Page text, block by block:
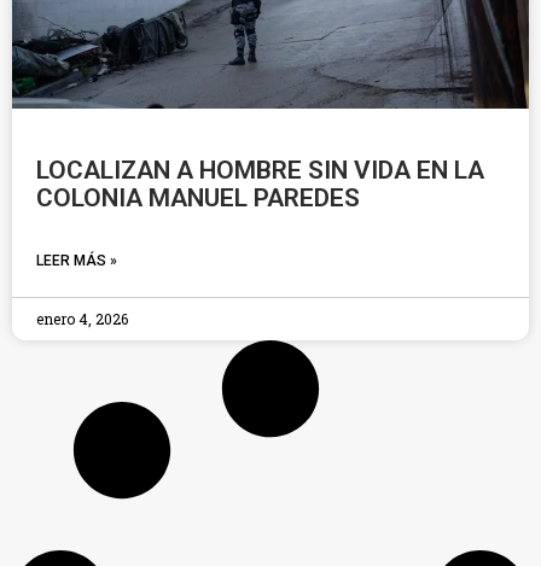
LOCALIZAN A HOMBRE SIN VIDA EN LA
COLONIA MANUEL PAREDES
LEER MÁS »
enero 4, 2026